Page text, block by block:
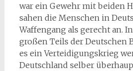
war ein Gewehr mit beiden
sahen die Menschen in
Waffengang als gerecht an.
großen Teils der Deutschen
es ein Verteidigungskrieg
Deutschland selber